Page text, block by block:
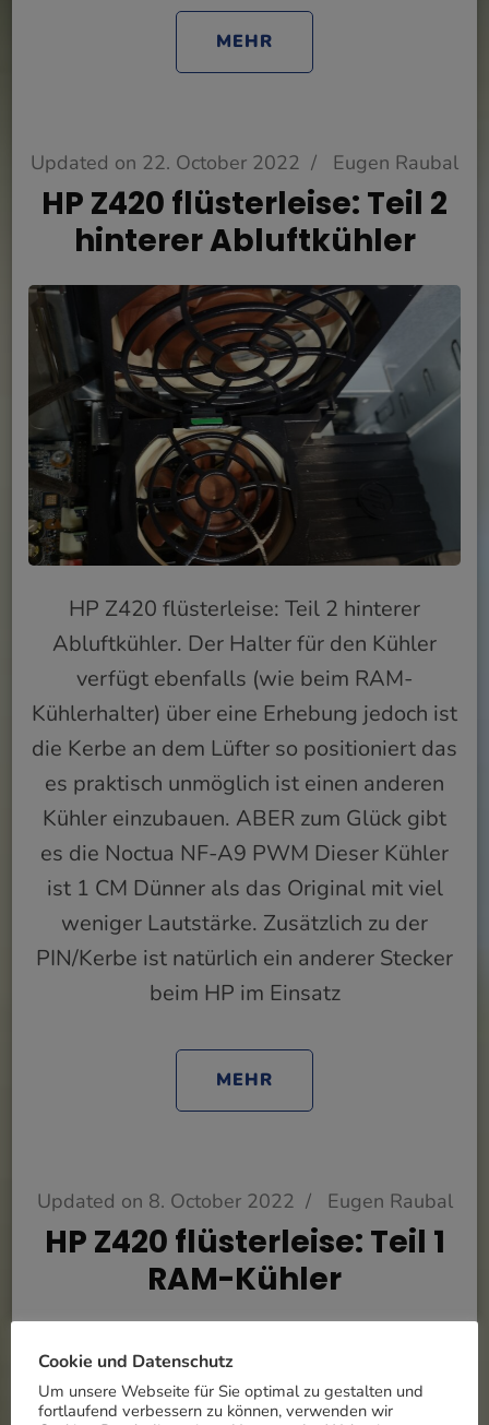
MEHR
Updated on 22. October 2022 / Eugen Raubal
HP Z420 flüsterleise: Teil 2
hinterer Abluftkühler
HP Z420 flüsterleise: Teil 2 hinterer
Abluftkühler. Der Halter für den Kühler
verfügt ebenfalls (wie beim RAM-
Kühlerhalter) über eine Erhebung jedoch ist
die Kerbe an dem Lüfter so positioniert das
es praktisch unmöglich ist einen anderen
Kühler einzubauen. ABER zum Glück gibt
es die Noctua NF-A9 PWM Dieser Kühler
ist 1 CM Dünner als das Original mit viel
weniger Lautstärke. Zusätzlich zu der
PIN/Kerbe ist natürlich ein anderer Stecker
beim HP im Einsatz
MEHR
Updated on 8. October 2022 / Eugen Raubal
HP Z420 flüsterleise: Teil 1
RAM-Kühler
Cookie und Datenschutz
Um unsere Webseite für Sie optimal zu gestalten und
fortlaufend verbessern zu können, verwenden wir